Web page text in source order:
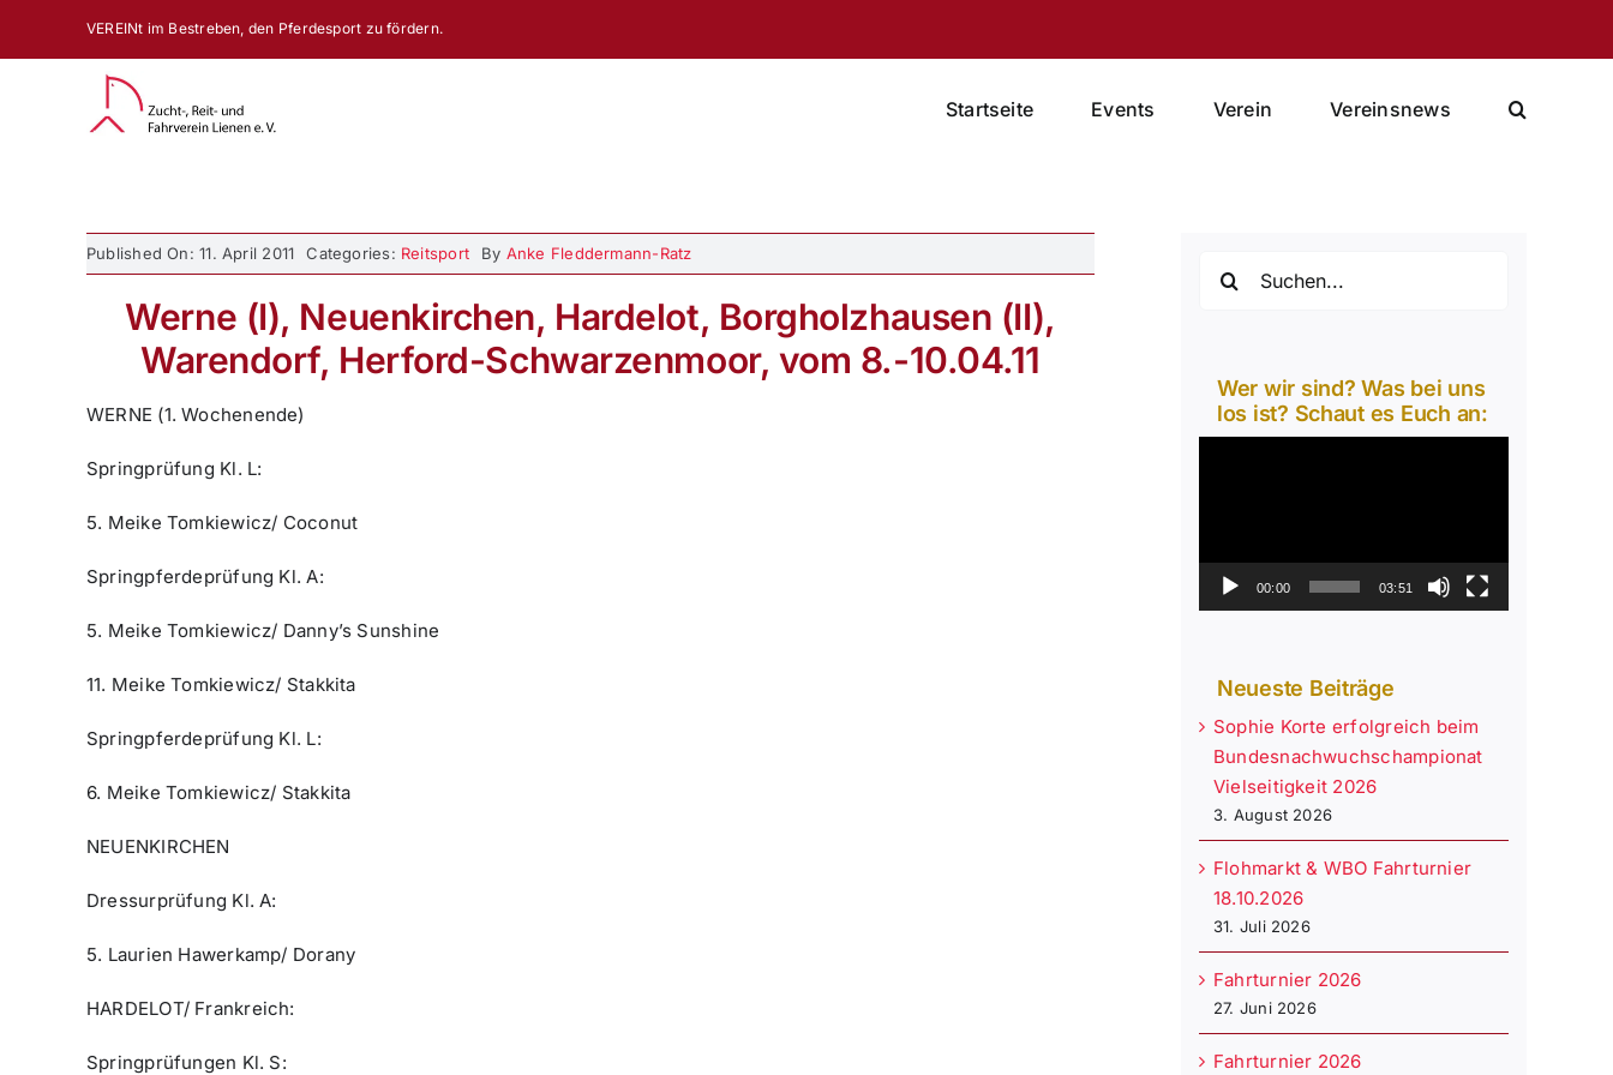
VEREINt im Bestreben, den Pferdesport zu fördern.
Startseite Events Verein Vereinsnews
Published On: 11. April 2011 Categories: Reitsport By Anke Fleddermann-Ratz
Werne (I), Neuenkirchen, Hardelot, Borgholzhausen (II),
Warendorf, Herford-Schwarzenmoor, vom 8.-10.04.11
WERNE (1. Wochenende)
Springprüfung Kl. L:
5. Meike Tomkiewicz/ Coconut
Springpferdeprüfung Kl. A:
5. Meike Tomkiewicz/ Danny’s Sunshine
11. Meike Tomkiewicz/ Stakkita
Springpferdeprüfung Kl. L:
6. Meike Tomkiewicz/ Stakkita
NEUENKIRCHEN
Dressurprüfung Kl. A:
5. Laurien Hawerkamp/ Dorany
HARDELOT/ Frankreich:
Springprüfungen Kl. S:
nach:
Wer wir sind? Was bei uns
los ist? Schaut es Euch an:
00:00 03:51
Neueste Beiträge
Sophie Korte erfolgreich beim
Bundesnachwuchschampionat
Vielseitigkeit 2026
3. August 2026
Flohmarkt & WBO Fahrturnier
18.10.2026
31. Juli 2026
Fahrturnier 2026
27. Juni 2026
Fahrturnier 2026